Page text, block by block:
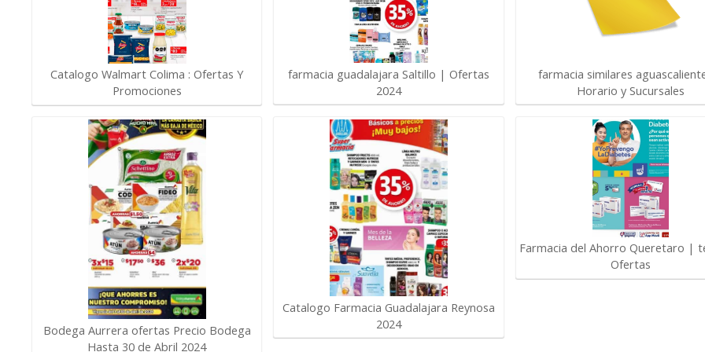
Catalogo Walmart Colima : Ofertas Y
Promociones
Bodega Aurrera ofertas Precio Bodega
Hasta 30 de Abril 2024
farmacia guadalajara Saltillo | Ofertas
2024
Catalogo Farmacia Guadalajara Reynosa
2024
farmacia similares
Horario y Sucursales
Farmacia del Ahorro Queretaro |
Ofertas